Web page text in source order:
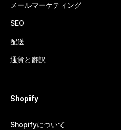
メールマーケティング
SEO
配送
通貨と翻訳
Shopify
Shopifyについて